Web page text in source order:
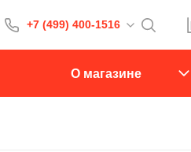
+7 (499) 400-1516
1516
18:00 О магазине